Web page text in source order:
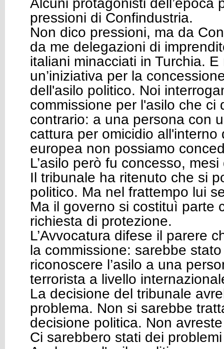
Alcuni protagonisti dell’epoca
pressioni di Confindustria.
Non dico pressioni, ma da
da me delegazioni di
italiani minacciati in Turchia.
un’iniziativa per la
dell'asilo politico. Noi
commissione per l'asilo che ci
contrario: a una persona con
cattura per omicidio all'interno
europea non possiamo
L’asilo però fu concesso,
Il tribunale ha ritenuto che si
politico. Ma nel frattempo lui
Ma il governo si costituì parte
richiesta di protezione.
L’Avvocatura difese il parere
la commissione: sarebbe
riconoscere l’asilo a una
terrorista a livello
La decisione del tribunale
problema. Non si sarebbe
decisione politica. Non
Ci sarebbero stati dei